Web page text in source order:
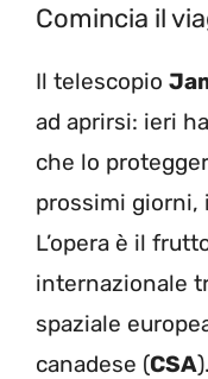
Comincia il
Il telescopio
ad aprirsi: ieri
che lo
prossimi giorni,
L’opera è il
internazionale
spaziale
canadese (CSA).